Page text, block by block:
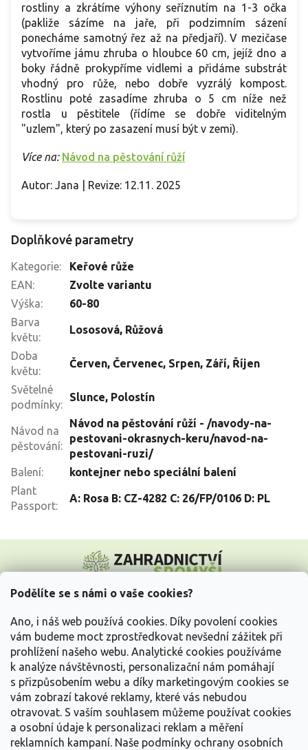
Podělíte se s námi o vaše cookies?
Ano, i náš web používá cookies. Díky povolení cookies
vám budeme moct zprostředkovat nevšední zážitek při
prohlížení našeho webu. Analytické cookies používáme
k analýze návštěvnosti, personalizační nám pomáhají
s přizpůsobením webu a díky marketingovým cookies se
vám zobrazí takové reklamy, které vás nebudou
otravovat. S vaším souhlasem můžeme používat cookies
a osobní údaje k personalizaci reklam a měření
reklamních kampaní. Naše podmínky ochrany osobních
rostliny a zkrátíme výhony seříznutím na 1-3 očka
(pakliže sázíme na jaře, při podzimním sázení
ponecháme samotný řez až na předjaří). V mezičase
vytvoříme jámu zhruba o hloubce 60 cm, jejíž dno a
boky řádně prokypříme vidlemi a přidáme substrát
vhodný pro růže, nebo dobře vyzrálý kompost.
Rostlinu poté zasadíme zhruba o 5 cm níže než
rostla u pěstitele (řídíme se dobře viditelným
"uzlem", který po zasazení musí být v zemi).
Více na: Návod na pěstování růží
Autor: Jana | Revize: 12.11. 2025
Doplňkové parametry
Kategorie:
Keřové růže
EAN:
Zvolte variantu
Výška:
60-80
Barva
květu:
Lososová, Růžová
Doba
květu:
Červen, Červenec, Srpen, Září, Říjen
Světelné
podmínky:
Slunce, Polostín
Návod na
pěstování:
Návod na pěstování růží - /navody-na-
pestovani-okrasnych-keru/navod-na-
pestovani-ruzi/
Balení:
kontejner nebo speciální balení
Plant
Passport:
A: Rosa B: CZ-4282 C: 26/FP/0106 D: PL
p
Vše o nákupu
Informace pro Vás
Kontakujte nás